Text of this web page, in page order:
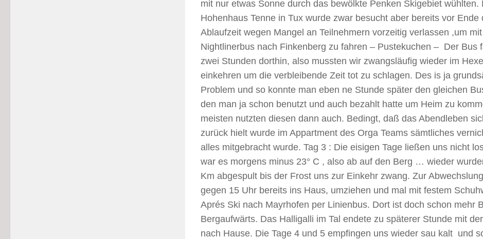
mit nur etwas Sonne durch das bewölkte Penken Skigebiet wühlten.
Hohenhaus Tenne in Tux wurde zwar besucht aber bereits vor Ende
Ablaufzeit wegen Mangel an Teilnehmern vorzeitig verlassen ,um
Nightlinerbus nach Finkenberg zu fahren – Pustekuchen – Der Bus
zwei Stunden dorthin, also mussten wir zwangsläufig wieder im
einkehren um die verbleibende Zeit tot zu schlagen. Des is ja
Problem und so konnte man eben ne Stunde später den gleichen
den man ja schon benutzt und auch bezahlt hatte um Heim zu
meisten nutzten diesen dann auch. Bedingt, daß das Abendleben
zurück hielt wurde im Appartment des Orga Teams sämtliches
alles mitgebracht wurde. Tag 3 : Die eisigen Tage ließen uns nicht
war es morgens minus 23° C , also ab auf den Berg … wieder
Km abgespult bis der Frost uns zur Einkehr zwang. Zur
gegen 15 Uhr bereits ins Haus, umziehen und mal mit festem
Aprés Ski nach Mayrhofen per Linienbus. Dort ist doch schon mehr
Bergaufwärts. Das Halligalli im Tal endete zu späterer Stunde mit
nach Hause. Die Tage 4 und 5 empfingen uns wieder sau kalt und